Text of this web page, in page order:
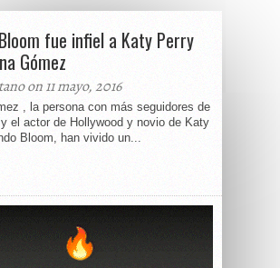
fue infiel a Katy Perry
Gómez
on 11 mayo, 2016
, la persona con más seguidores de
y el actor de Hollywood y novio de Katy
Bloom, han vivido un...